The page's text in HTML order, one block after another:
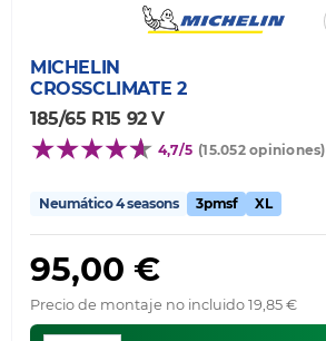
MICHELIN
CROSSCLIMATE 2
185/65 R15 92 V
4,7/5 (15.052 opiniones)
Neumático 4 seasons 3pmsf XL
95,00 €
Precio de montaje no incluido 19,85 €